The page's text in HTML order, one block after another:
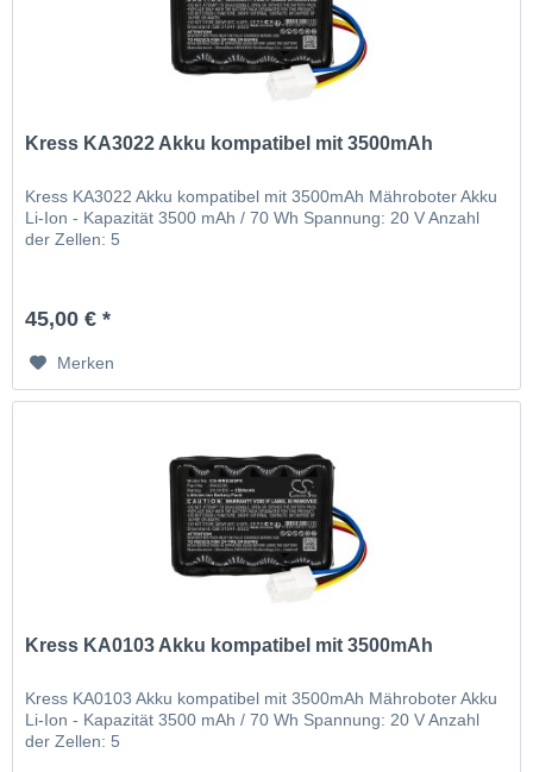
Kress KA3022 Akku kompatibel mit 3500mAh
Kress KA3022 Akku kompatibel mit 3500mAh Mähroboter Akku
Li-Ion - Kapazität 3500 mAh / 70 Wh Spannung: 20 V Anzahl
der Zellen: 5
45,00 € *
Merken
Kress KA0103 Akku kompatibel mit 3500mAh
Kress KA0103 Akku kompatibel mit 3500mAh Mähroboter Akku
Li-Ion - Kapazität 3500 mAh / 70 Wh Spannung: 20 V Anzahl
der Zellen: 5